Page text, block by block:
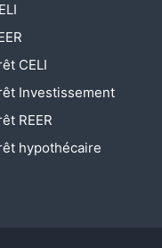
CELI
Investissement
REER
hypothécaire